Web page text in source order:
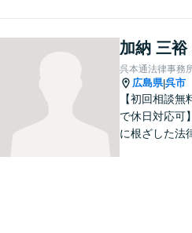
加納 三裕
呉本通法律事務
広島県|呉市
【初回相談
で休日対応可
に根ざした法